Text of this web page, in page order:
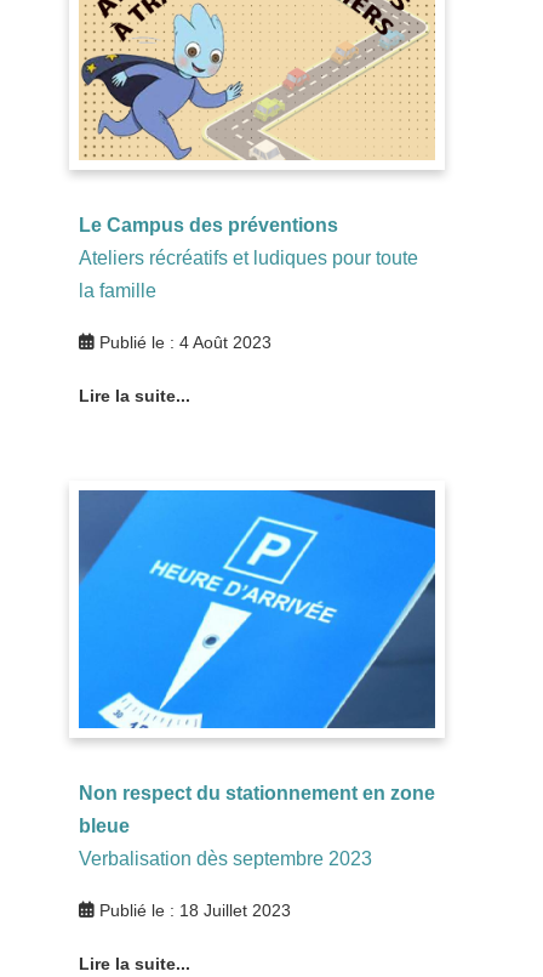
Le Campus des préventions
Ateliers récréatifs et ludiques pour toute
la famille
Publié le : 4 Août 2023
Lire la suite...
Non respect du stationnement en zone
bleue
Verbalisation dès septembre 2023
Publié le : 18 Juillet 2023
Lire la suite...